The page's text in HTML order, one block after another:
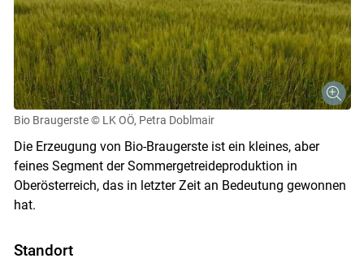
Bio Braugerste © LK OÖ, Petra Doblmair
Die Erzeugung von Bio-Braugerste ist ein kleines, aber
feines Segment der Sommergetreideproduktion in
Oberösterreich, das in letzter Zeit an Bedeutung gewonnen
hat.
Standort